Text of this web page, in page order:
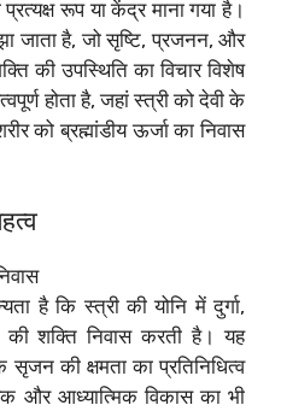
रूप या केंद्र माना गया है।
जाता है, जो सृष्टि, प्रजनन, और
की उपस्थिति का विचार विशेष
होता है, जहां स्त्री को देवी के
को ब्रह्मांडीय ऊर्जा का निवास
है कि स्त्री की योनि में दुर्गा,
की शक्ति निवास करती है। यह
की क्षमता का प्रतिनिधित्व
और आध्यात्मिक विकास का भी